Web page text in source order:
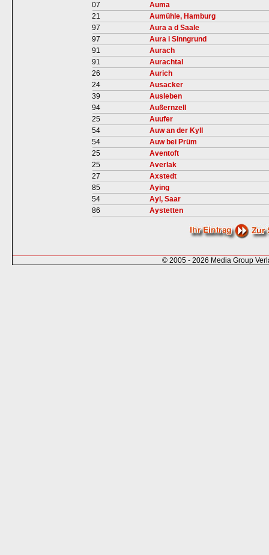
07
Auma
21
Aumühle, Hamburg
97
Aura a d Saale
97
Aura i Sinngrund
91
Aurach
91
Aurachtal
26
Aurich
24
Ausacker
39
Ausleben
94
Außernzell
25
Auufer
54
Auw an der Kyll
54
Auw bei Prüm
25
Aventoft
25
Averlak
27
Axstedt
85
Aying
54
Ayl, Saar
86
Aystetten
© 2005 - 2026 Media Group